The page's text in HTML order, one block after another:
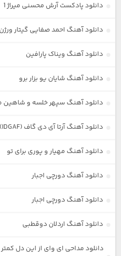
دانلود پادکست آرش محسنی میراژ 1
دانلود آهنگ احمد صفایی گیتار
دانلود آهنگ ویناک پارافین
دانلود آهنگ شایان یو بزار برو
دانلود آهنگ سپهر خلسه و شاهین
دانلود آهنگ آرتا آی دی گاف (IDGAF)
دانلود آهنگ مهیار و پوری برای تو
دانلود آهنگ دورچی اجبار
دانلود آهنگ دورچی اجبار
دانلود آهنگ اردلان دوقطبی
دانلود مداحی ای وای از این دل